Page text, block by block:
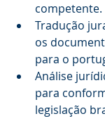
competente.
Tradução
os
para o
Análise
para
legislação